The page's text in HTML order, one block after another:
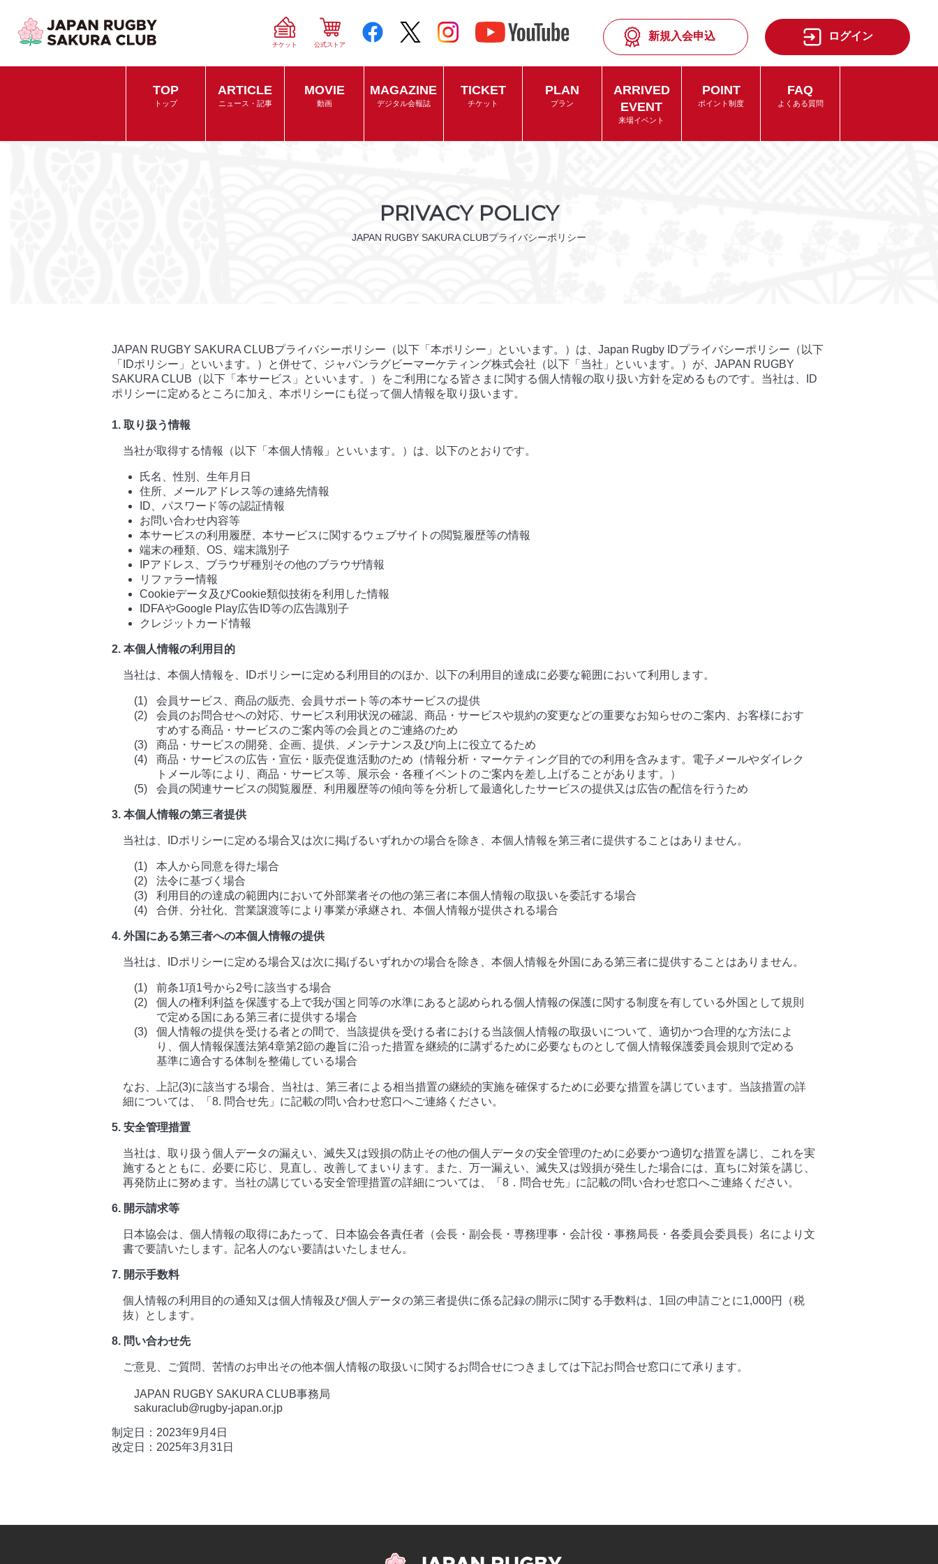
チケット 公式ストア
新規入会申込 ログイン
TOP
トップ
ARTICLE
ニュース・記事
MOVIE
動画
MAGAZINE
デジタル会報誌
TICKET
チケット
PLAN
プラン
ARRIVED
EVENT
来場イベント
POINT
ポイント制度
FAQ
よくある質問
PRIVACY POLICY
JAPAN RUGBY SAKURA CLUBプライバシーポリシー
JAPAN RUGBY SAKURA CLUBプライバシーポリシー（以下「本ポリシー」といいます。）は、Japan Rugby IDプライバシーポリシー（以下
「IDポリシー」といいます。）と併せて、ジャパンラグビーマーケティング株式会社（以下「当社」といいます。）が、JAPAN RUGBY
SAKURA CLUB（以下「本サービス」といいます。）をご利用になる皆さまに関する個人情報の取り扱い方針を定めるものです。当社は、ID
ポリシーに定めるところに加え、本ポリシーにも従って個人情報を取り扱います。
1. 取り扱う情報
当社が取得する情報（以下「本個人情報」といいます。）は、以下のとおりです。
氏名、性別、生年月日
住所、メールアドレス等の連絡先情報
ID、パスワード等の認証情報
お問い合わせ内容等
本サービスの利用履歴、本サービスに関するウェブサイトの閲覧履歴等の情報
端末の種類、OS、端末識別子
IPアドレス、ブラウザ種別その他のブラウザ情報
リファラー情報
Cookieデータ及びCookie類似技術を利用した情報
IDFAやGoogle Play広告ID等の広告識別子
クレジットカード情報
2. 本個人情報の利用目的
当社は、本個人情報を、IDポリシーに定める利用目的のほか、以下の利用目的達成に必要な範囲において利用します。
会員サービス、商品の販売、会員サポート等の本サービスの提供
会員のお問合せへの対応、サービス利用状況の確認、商品・サービスや規約の変更などの重要なお知らせのご案内、お客様におす
すめする商品・サービスのご案内等の会員とのご連絡のため
商品・サービスの開発、企画、提供、メンテナンス及び向上に役立てるため
商品・サービスの広告・宣伝・販売促進活動のため（情報分析・マーケティング目的での利用を含みます。電子メールやダイレク
トメール等により、商品・サービス等、展示会・各種イベントのご案内を差し上げることがあります。）
会員の関連サービスの閲覧履歴、利用履歴等の傾向等を分析して最適化したサービスの提供又は広告の配信を行うため
3. 本個人情報の第三者提供
当社は、IDポリシーに定める場合又は次に掲げるいずれかの場合を除き、本個人情報を第三者に提供することはありません。
本人から同意を得た場合
法令に基づく場合
利用目的の達成の範囲内において外部業者その他の第三者に本個人情報の取扱いを委託する場合
合併、分社化、営業譲渡等により事業が承継され、本個人情報が提供される場合
4. 外国にある第三者への本個人情報の提供
当社は、IDポリシーに定める場合又は次に掲げるいずれかの場合を除き、本個人情報を外国にある第三者に提供することはありません。
前条1項1号から2号に該当する場合
個人の権利利益を保護する上で我が国と同等の水準にあると認められる個人情報の保護に関する制度を有している外国として規則
で定める国にある第三者に提供する場合
個人情報の提供を受ける者との間で、当該提供を受ける者における当該個人情報の取扱いについて、適切かつ合理的な方法によ
り、個人情報保護法第4章第2節の趣旨に沿った措置を継続的に講ずるために必要なものとして個人情報保護委員会規則で定める
基準に適合する体制を整備している場合
なお、上記(3)に該当する場合、当社は、第三者による相当措置の継続的実施を確保するために必要な措置を講じています。当該措置の詳
細については、「8. 問合せ先」に記載の問い合わせ窓口へご連絡ください。
5. 安全管理措置
当社は、取り扱う個人データの漏えい、滅失又は毀損の防止その他の個人データの安全管理のために必要かつ適切な措置を講じ、これを実
施するとともに、必要に応じ、見直し、改善してまいります。また、万一漏えい、滅失又は毀損が発生した場合には、直ちに対策を講じ、
再発防止に努めます。当社の講じている安全管理措置の詳細については、「8．問合せ先」に記載の問い合わせ窓口へご連絡ください。
6. 開示請求等
日本協会は、個人情報の取得にあたって、日本協会各責任者（会長・副会長・専務理事・会計役・事務局長・各委員会委員長）名により文
書で要請いたします。記名人のない要請はいたしません。
7. 開示手数料
個人情報の利用目的の通知又は個人情報及び個人データの第三者提供に係る記録の開示に関する手数料は、1回の申請ごとに1,000円（税
抜）とします。
8. 問い合わせ先
ご意見、ご質問、苦情のお申出その他本個人情報の取扱いに関するお問合せにつきましては下記お問合せ窓口にて承ります。
JAPAN RUGBY SAKURA CLUB事務局
sakuraclub@rugby-japan.or.jp
制定日：2023年9月4日
改定日：2025年3月31日